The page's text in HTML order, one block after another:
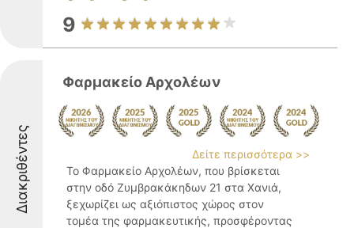
9
Διακριθέντες
Φαρμακείο Αρχολέων
Δείτε περισσότερα >>
Το Φαρμακείο Αρχολέων, που βρίσκεται
στην οδό Ζυμβρακάκηδων 21 στα Χανιά,
ξεχωρίζει ως αξιόπιστος χώρος στον
τομέα της φαρμακευτικής, προσφέροντας